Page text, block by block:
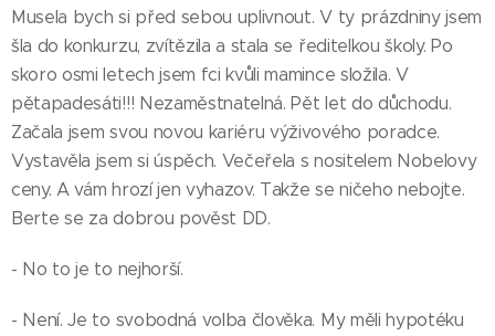
Musela bych si před sebou uplivnout. V ty prázdniny jsem
šla do konkurzu, zvítězila a stala se ředitelkou školy. Po
skoro osmi letech jsem fci kvůli mamince složila. V
pětapadesáti!!! Nezaměstnatelná. Pět let do důchodu.
Začala jsem svou novou kariéru výživového poradce.
Vystavěla jsem si úspěch. Večeřela s nositelem Nobelovy
ceny. A vám hrozí jen vyhazov. Takže se ničeho nebojte.
Berte se za dobrou pověst DD.
- No to je to nejhorší.
- Není. Je to svobodná volba člověka. My měli hypotéku